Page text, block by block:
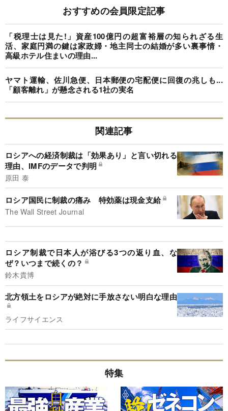
おすすめの会員限定記事
「税理士は見た!」資産100億円の超富裕層の知られざる生
活、家庭円満の鍵は家政婦・地主同士の結婚が多い裏事情・
高級ホテル住まいの理由...
ヤマト運輸、佐川急便、日本郵便の宅配便に回復の兆しも...
「顧客離れ」が懸念される1社の実名
関連記事
ロシアへの経済制裁は「効果あり」と言い切れる
理由、IMFのデータで判明
原田 泰
ロシア国民に制裁の痛み 特効薬は現金支給
The Wall Street Journal
ロシア制裁で日本人が浴びる3つの返り血、な
ぜ？いつまで続くの？
鈴木貴博
北方領土をロシアが絶対に手放さない明白な理由
ライフサイエンス
特集